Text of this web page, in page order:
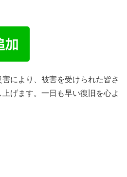
により、被害を受けられた皆さ
げます。一日も早い復旧を心よ